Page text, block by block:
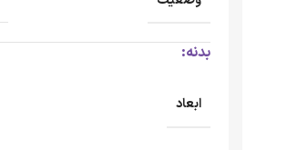
بدنه:
ابعاد